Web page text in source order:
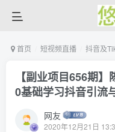
首页 短视频直播 抖音及
【副业项目656期
0基础学习抖音引流
网友
2020年12月21日